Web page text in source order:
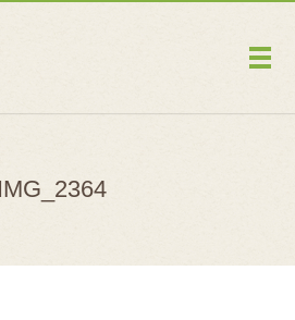
メ
IMG_2364